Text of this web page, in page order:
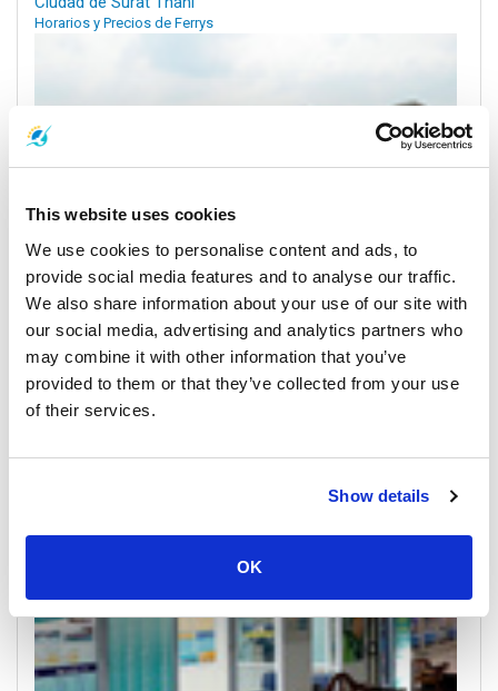
This website uses cookies
We use cookies to personalise content and ads, to
provide social media features and to analyse our traffic.
We also share information about your use of our site with
our social media, advertising and analytics partners who
may combine it with other information that you’ve
provided to them or that they’ve collected from your use
of their services.
Show details
OK
Horarios y Precios de Ferrys
Koh Samui
Horarios y Precios de Ferrys
Muelles y Centros de Recogida